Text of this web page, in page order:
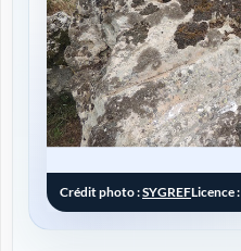
Crédit photo :SYGREFLicence :